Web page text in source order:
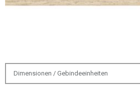
Dimensionen / Gebindeeinheiten